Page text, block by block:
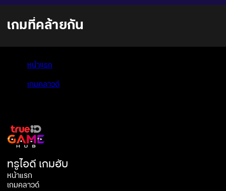
เกมที่คล้ายกัน
หน้าแรก
เกมคลาวด์
ทรูไอดี เกมฮับ
หน้าแรก
เกมคลาวด์